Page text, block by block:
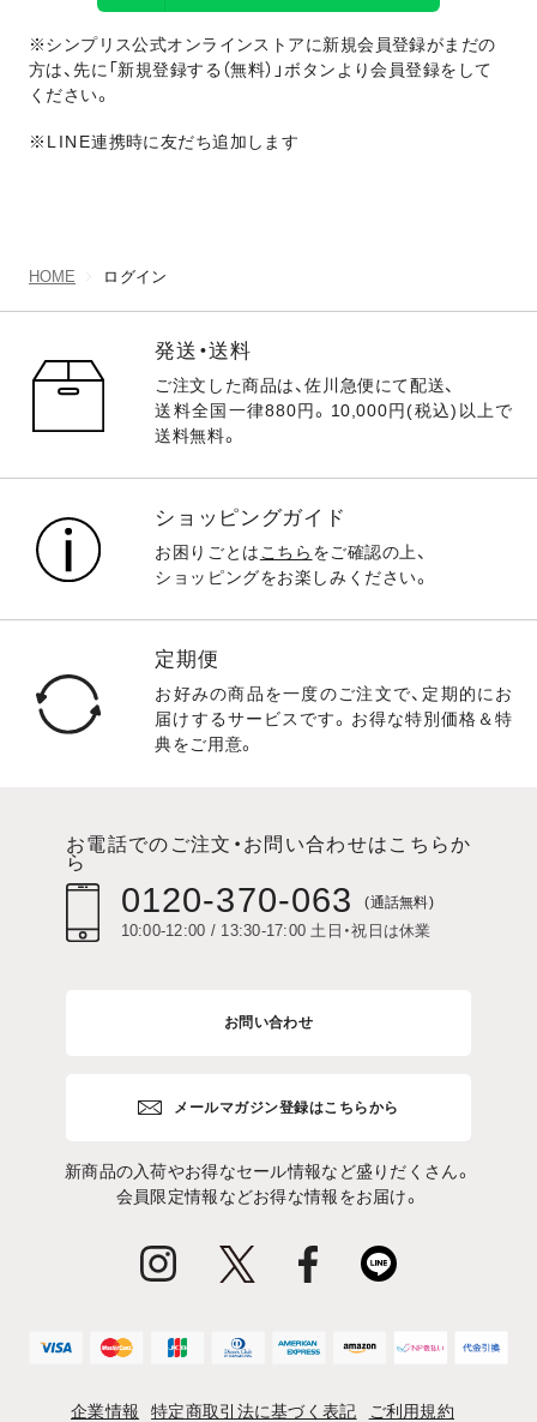
※シンプリス公式オンラインストアに新規会員登録がまだの
方は、先に「新規登録する（無料）」ボタンより会員登録をして
ください。
※LINE連携時に友だち追加します
HOME ログイン
発送・送料
ご注文した商品は、佐川急便にて配送、
送料全国一律880円。10,000円(税込)以上で
送料無料。
ショッピングガイド
お困りごとはこちら をご確認の上、
ショッピングをお楽しみください。
定期便
お好みの商品を一度のご注文で、定期的にお
届けするサービスです。お得な特別価格＆特
典をご用意。
お電話でのご注文・お問い合わせはこちらか
ら
0120-370-063 (通話無料)
10:00-12:00 / 13:30-17:00 土日・祝日は休業
お問い合わせ
メールマガジン登録はこちらから
新商品の入荷やお得なセール情報など盛りだくさん。
会員限定情報などお得な情報をお届け。
企業情報 特定商取引法に基づく表記 ご利用規約